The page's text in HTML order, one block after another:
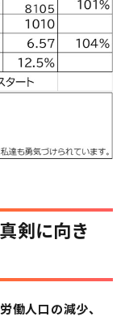
剣に向き
働人口の減少、